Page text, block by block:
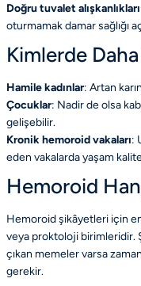
Doğru tuvalet alışkanlıkları
oturmamak damar sağlığı
Kimlerde
Hamile kadınlar: Artan
Çocuklar: Nadir de olsa
gelişebilir.
Kronik hemoroid vakaları:
eden vakalarda yaşam
Hemoroid
Hemoroid şikâyetleri için
veya proktoloji birimleridir.
çıkan memeler varsa
gerekir.